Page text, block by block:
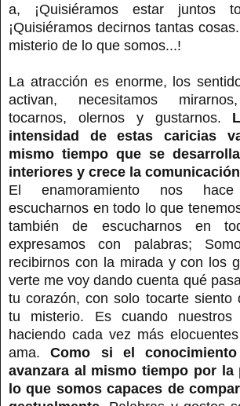
a, ¡Quisiéramos estar juntos
¡Quisiéramos decirnos tantas
misterio de lo que somos...!
La atracción es enorme, los
activan, necesitamos
tocarnos, olernos y gustarnos.
intensidad de estas caricias
mismo tiempo que se
interiores y crece la
El enamoramiento nos
escucharnos en todo lo que
también de escucharnos en
expresamos con palabras;
recibirnos con la mirada y con los
verte me voy dando cuenta qué
tu corazón, con solo tocarte siento
tu misterio. Es cuando
haciendo cada vez más
ama.Como si el
avanzara al mismo tiempo por la
lo que somos capaces de